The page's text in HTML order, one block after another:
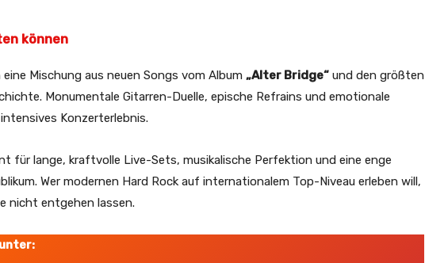
können
Mischung aus neuen Songs vom Album „Alter Bridge“ und den größten
Monumentale Gitarren-Duelle, epische Refrains und emotionale
Konzerterlebnis.
für lange, kraftvolle Live-Sets, musikalische Perfektion und eine enge
Wer modernen Hard Rock auf internationalem Top-Niveau erleben will,
nicht entgehen lassen.